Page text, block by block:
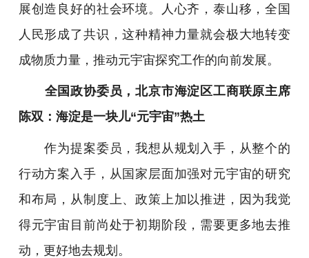
展创造良好的社会环境。人心齐，泰山移，全国
人民形成了共识，这种精神力量就会极大地转变
成物质力量，推动元宇宙探究工作的向前发展。
全国政协委员，北京市海淀区工商联原主席
陈双：海淀是一块儿“元宇宙”热土
作为提案委员，我想从规划入手，从整个的
行动方案入手，从国家层面加强对元宇宙的研究
和布局，从制度上、政策上加以推进，因为我觉
得元宇宙目前尚处于初期阶段，需要更多地去推
动，更好地去规划。